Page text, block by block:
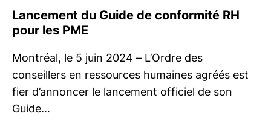
Lancement du Guide de conformité RH
pour les PME
Montréal, le 5 juin 2024 – L’Ordre des
conseillers en ressources humaines agréés est
fier d’annoncer le lancement officiel de son
Guide…